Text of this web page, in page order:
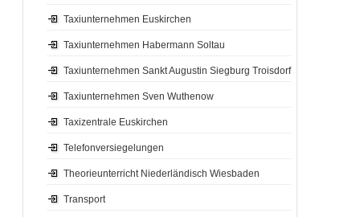
Taxiunternehmen Euskirchen
Taxiunternehmen Habermann Soltau
Taxiunternehmen Sankt Augustin Siegburg Troisdorf
Taxiunternehmen Sven Wuthenow
Taxizentrale Euskirchen
Telefonversiegelungen
Theorieunterricht Niederländisch Wiesbaden
Transport